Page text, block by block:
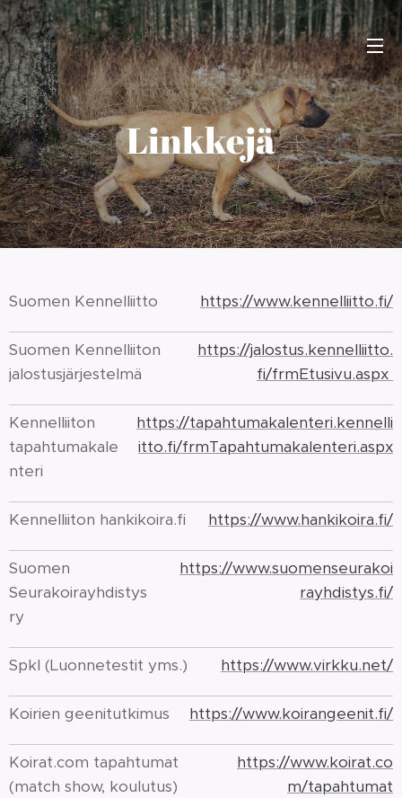
Linkkejä
Suomen Kennelliitto https://www.kennelliitto.fi/
Suomen Kennelliiton
jalostusjärjestelmä
https://jalostus.kennelliitto.
fi/frmEtusivu.aspx
Kennelliiton
tapahtumakale
nteri
https://tapahtumakalenteri.kennelli
itto.fi/frmTapahtumakalenteri.aspx
Kennelliiton hankikoira.fi https://www.hankikoira.fi/
Suomen
Seurakoirayhdistys
ry
https://www.suomenseurakoi
rayhdistys.fi/
Spkl (Luonnetestit yms.) https://www.virkku.net/
Koirien geenitutkimus https://www.koirangeenit.fi/
Koirat.com tapahtumat
(match show, koulutus)
https://www.koirat.co
m/tapahtumat